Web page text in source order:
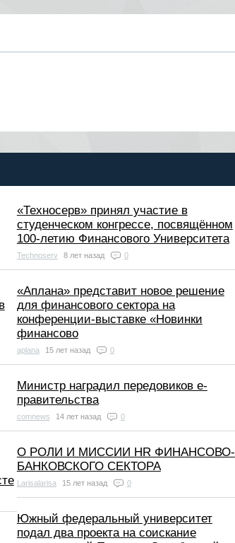
«Техносерв» принял участие в
студенческом конгрессе, посвящённом
100-летию Финансового Университета
Technoserv 8 лет назад 0
«Аплана» представит новое решение
для финансового сектора на
конференции-выставке «Новинки
финансово
aplana 15 лет назад 0
Министр наградил передовиков e-
правительства
comnews 14 лет назад 0
О РОЛИ И МИССИИ HR ФИНАНСОВО-
БАНКОВСКОГО СЕКТОРА
Larisalarisa 15 лет назад 0
Южный федеральный университет
подал два проекта на соискание